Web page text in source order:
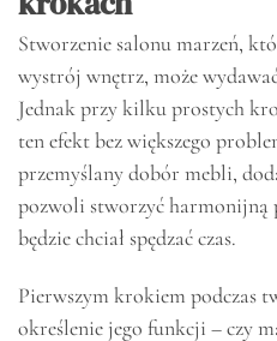
Stworzenie salonu marzeń,
wystrój wnętrz, może
Jednak przy kilku prostych
ten efekt bez większego
przemyślany dobór mebli,
pozwoli stworzyć harmonijną
będzie chciał spędzać czas.
Pierwszym krokiem podczas
określenie jego funkcji – czy